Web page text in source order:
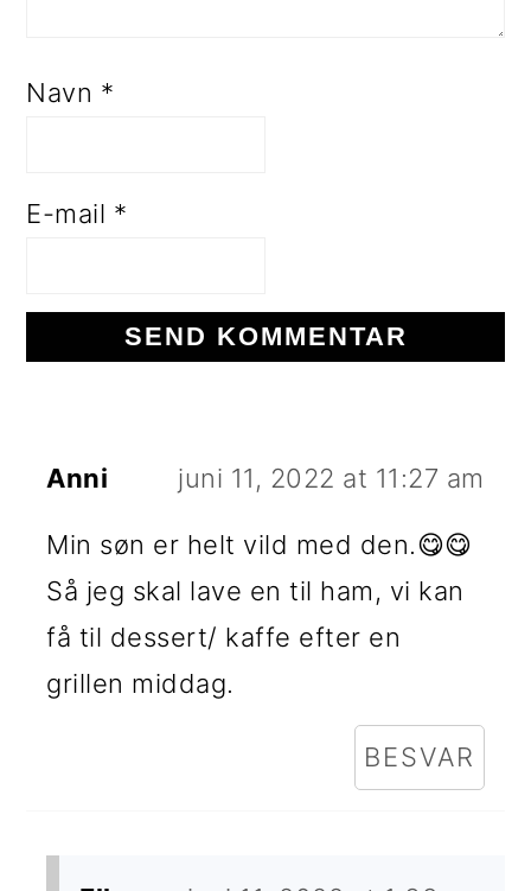
Navn *
E-mail *
Anni juni 11, 2022 at 11:27 am
Min søn er helt vild med den.😋😋
Så jeg skal lave en til ham, vi kan
få til dessert/ kaffe efter en
grillen middag.
BESVAR